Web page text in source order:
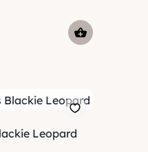
Leopard